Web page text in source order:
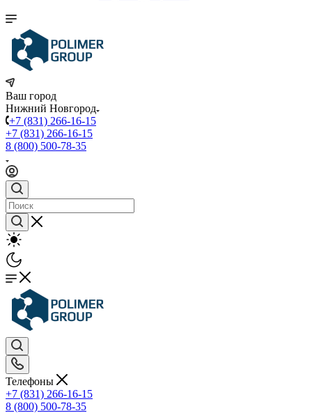
Ваш город
Нижний Новгород
+7 (831) 266-16-15
+7 (831) 266-16-15
8 (800) 500-78-35
Телефоны
+7 (831) 266-16-15
8 (800) 500-78-35